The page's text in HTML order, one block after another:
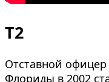
Т2
Отставной
Флориды в 2002